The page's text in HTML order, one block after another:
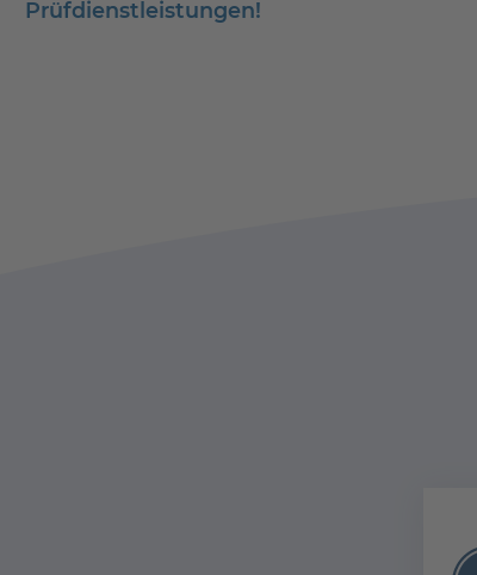
Prüfdienstleistungen!